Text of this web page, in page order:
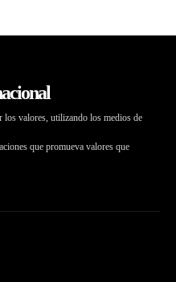
los valores, utilizando los medios de
que promueva valores que